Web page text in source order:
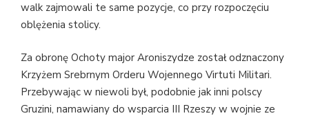
walk zajmowali te same pozycje, co przy rozpoczęciu
oblężenia stolicy.
Za obronę Ochoty major Aroniszydze został odznaczony
Krzyżem Srebrnym Orderu Wojennego Virtuti Militari.
Przebywając w niewoli był, podobnie jak inni polscy
Gruzini, namawiany do wsparcia III Rzeszy w wojnie ze